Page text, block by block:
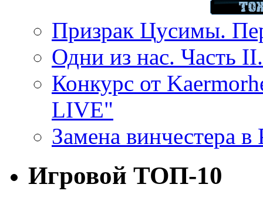
Призрак Цусимы.
Одни из нас. Часть
Конкурс от
LIVE"
Замена винчестера
Игровой ТОП-10